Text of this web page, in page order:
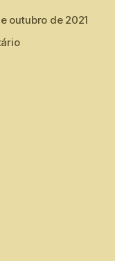
outubro de 2021